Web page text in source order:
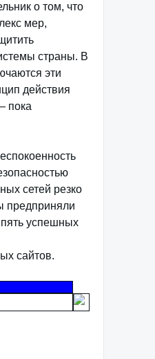
о том, что
мер,
страны. В
эти
действия
пока
сетей резко
предприняли
успешных
сайтов.